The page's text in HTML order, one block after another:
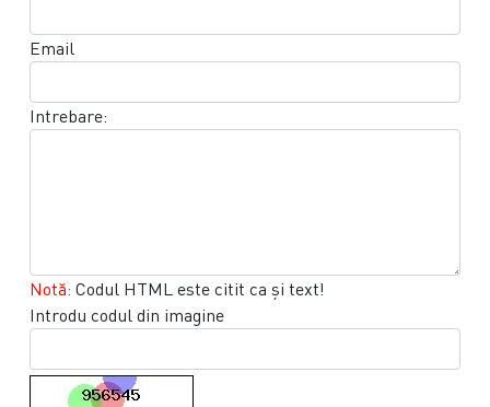
Email
Intrebare:
Notă: Codul HTML este citit ca şi text!
Introdu codul din imagine